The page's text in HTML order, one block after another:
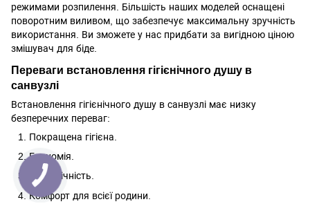
режимами розпилення. Більшість наших моделей оснащені
поворотним виливом, що забезпечує максимальну зручність
використання. Ви зможете у нас придбати за вигідною ціною
змішувач для біде.
Переваги встановлення гігієнічного душу в
санвузлі
Встановлення гігієнічного душу в санвузлі має низку
безперечних переваг:
Покращена гігієна.
Економія.
Екологічність.
Комфорт для всієї родини.